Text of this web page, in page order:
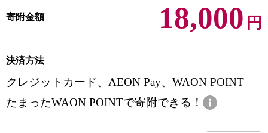
寄附金額 18,000 円
決済方法
クレジットカード、AEON Pay、WAON POINT
たまったWAON POINTで寄附できる！